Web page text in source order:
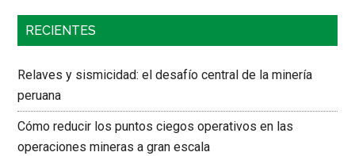
RECIENTES
Relaves y sismicidad: el desafío central de la minería
peruana
Cómo reducir los puntos ciegos operativos en las
operaciones mineras a gran escala